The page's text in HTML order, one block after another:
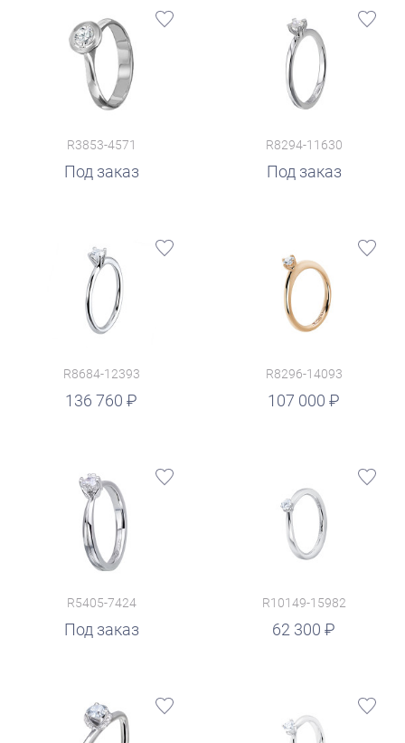
R3853-4571
Под заказ
R8294-11630
Под заказ
R8684-12393
136 760
R8296-14093
107 000
руб.
R5405-7424
Под заказ
R10149-15982
62 300
руб.